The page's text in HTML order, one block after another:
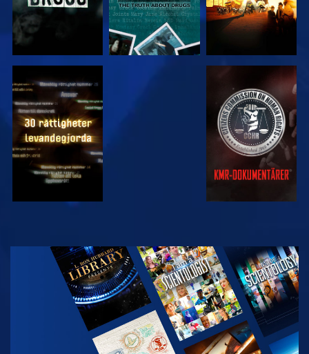
TITTA TITTA
TITTA
UTFORSKA
SERIEN